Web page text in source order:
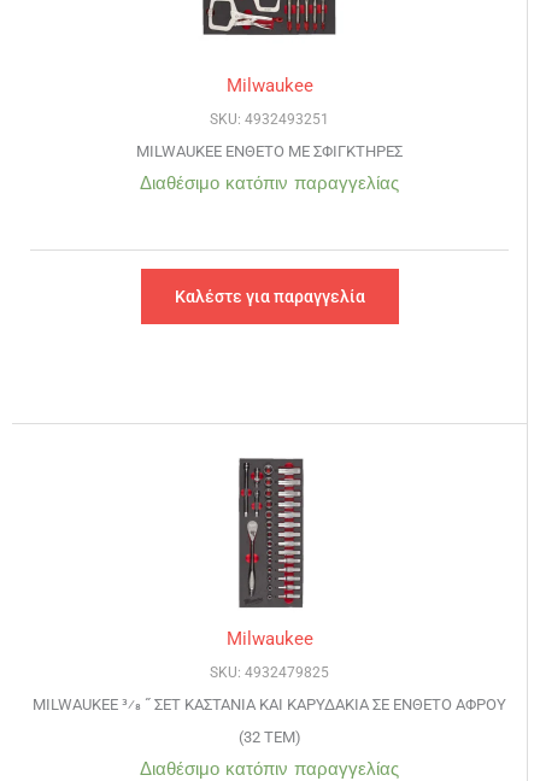
Milwaukee
SKU: 4932493251
MILWAUKEE ΕΝΘΕΤΟ ΜΕ ΣΦΙΓΚΤΗΡΕΣ
Διαθέσιμο κατόπιν παραγγελίας
Καλέστε για παραγγελία
Milwaukee
SKU: 4932479825
MILWAUKEE 3⁄8 ˝ ΣΕΤ ΚΑΣΤΑΝΙΑ ΚΑΙ ΚΑΡΥΔΑΚΙΑ ΣΕ ΕΝΘΕΤΟ ΑΦΡΟΥ
(32 ΤΕΜ)
Διαθέσιμο κατόπιν παραγγελίας